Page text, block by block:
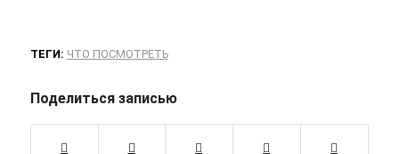
ТЕГИ: ЧТО ПОСМОТРЕТЬ
Поделиться записью